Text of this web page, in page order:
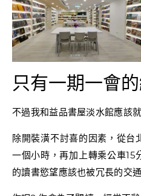
只有一期一會
不過我和益品書屋淡水館應該
除開裝潢不討喜的因素，從台
一個小時，再加上轉乘公車15
的讀書慾望應該也被冗長的交